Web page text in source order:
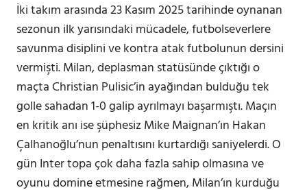
İki takım arasında 23 Kasım 2025 tarihinde oynanan
sezonun ilk yarısındaki mücadele, futbolseverlere
savunma disiplini ve kontra atak futbolunun dersini
vermişti. Milan, deplasman statüsünde çıktığı o
maçta Christian Pulisic’in ayağından bulduğu tek
golle sahadan 1-0 galip ayrılmayı başarmıştı. Maçın
en kritik anı ise şüphesiz Mike Maignan’ın Hakan
Çalhanoğlu’nun penaltısını kurtardığı saniyelerdi. O
gün Inter topa çok daha fazla sahip olmasına ve
oyunu domine etmesine rağmen, Milan’ın kurduğu